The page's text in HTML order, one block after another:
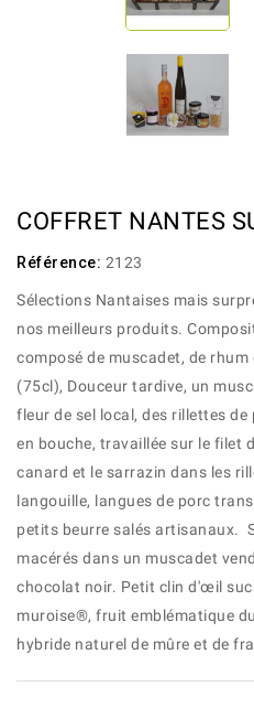
COFFRET NANTES
Référence: 2123
Sélections Nantaises mais
nos meilleurs produits.
composé de muscadet, de
(75cl), Douceur tardive, un
fleur de sel local, des rillettes
en bouche, travaillée sur le filet
canard et le sarrazin dans les
langouille, langues de porc
petits beurre salés artisanaux.
macérés dans un muscadet
chocolat noir. Petit clin d'œil
muroise®, fruit emblématique
hybride naturel de mûre et de